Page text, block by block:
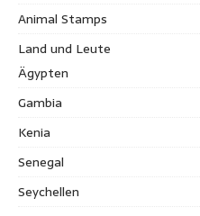
Animal Stamps
Land und Leute
Ägypten
Gambia
Kenia
Senegal
Seychellen